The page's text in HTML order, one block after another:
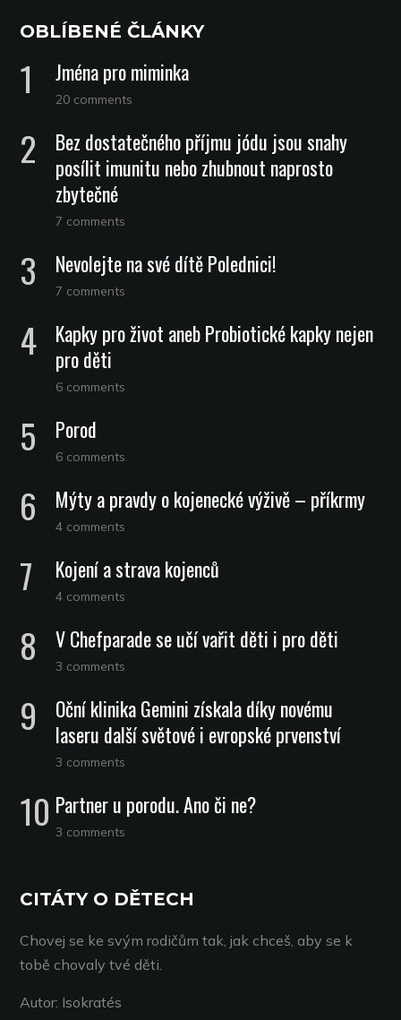
OBLÍBENÉ ČLÁNKY
Jména pro miminka
20 comments
Bez dostatečného příjmu jódu jsou snahy
posílit imunitu nebo zhubnout naprosto
zbytečné
7 comments
Nevolejte na své dítě Polednici!
7 comments
Kapky pro život aneb Probiotické kapky nejen
pro děti
6 comments
Porod
6 comments
Mýty a pravdy o kojenecké výživě – příkrmy
4 comments
Kojení a strava kojenců
4 comments
V Chefparade se učí vařit děti i pro děti
3 comments
Oční klinika Gemini získala díky novému
laseru další světové i evropské prvenství
3 comments
Partner u porodu. Ano či ne?
3 comments
CITÁTY O DĚTECH
Chovej se ke svým rodičům tak, jak chceš, aby se k
tobě chovaly tvé děti.
Autor: Isokratés